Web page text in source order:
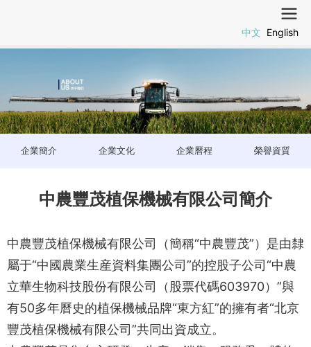
中文 English
企業簡介 企業文化 企業曆程 榮譽資質
中農豐茂植保機械有限公司簡介
中農豐茂植保機械有限公司（簡稱“中農豐茂”）是由隸
屬于“中國農業生産資料集團公司”的控股子公司“中農
立華生物科技股份有限公司（股票代碼603970）”與
有50多年曆史的植保機械品牌“東方紅”的擁有者“北京
豐茂植保機械有限公司”共同出資成立。